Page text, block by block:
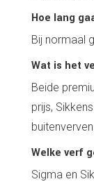
Hoe lang
Bij normaal
Wat is het
Beide
prijs,
Welke verf
Sigma en